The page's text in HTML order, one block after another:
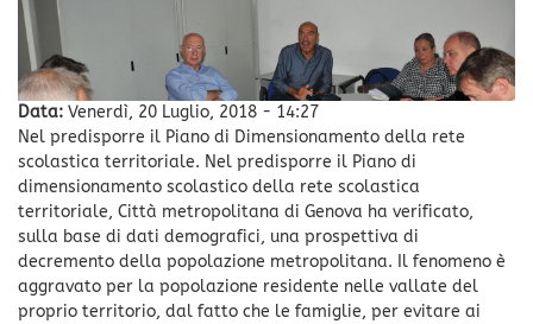
Data: Venerdì, 20 Luglio, 2018 - 14:27
Nel predisporre il Piano di Dimensionamento della rete
scolastica territoriale. Nel predisporre il Piano di
dimensionamento scolastico della rete scolastica
territoriale, Città metropolitana di Genova ha verificato,
sulla base di dati demografici, una prospettiva di
decremento della popolazione metropolitana. Il fenomeno è
aggravato per la popolazione residente nelle vallate del
proprio territorio, dal fatto che le famiglie, per evitare ai